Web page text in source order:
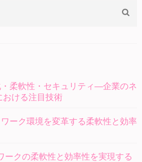
・柔軟性・セキュリティ―企業のネ
おける注目技術
ーク環境を変革する柔軟性と効率
ークの柔軟性と効率性を実現する